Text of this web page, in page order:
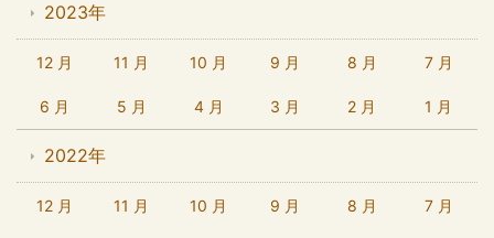
2023年
12 月 11 月 10 月 9 月 8 月 7 月
6 月 5 月 4 月 3 月 2 月 1 月
2022年
12 月 11 月 10 月 9 月 8 月 7 月